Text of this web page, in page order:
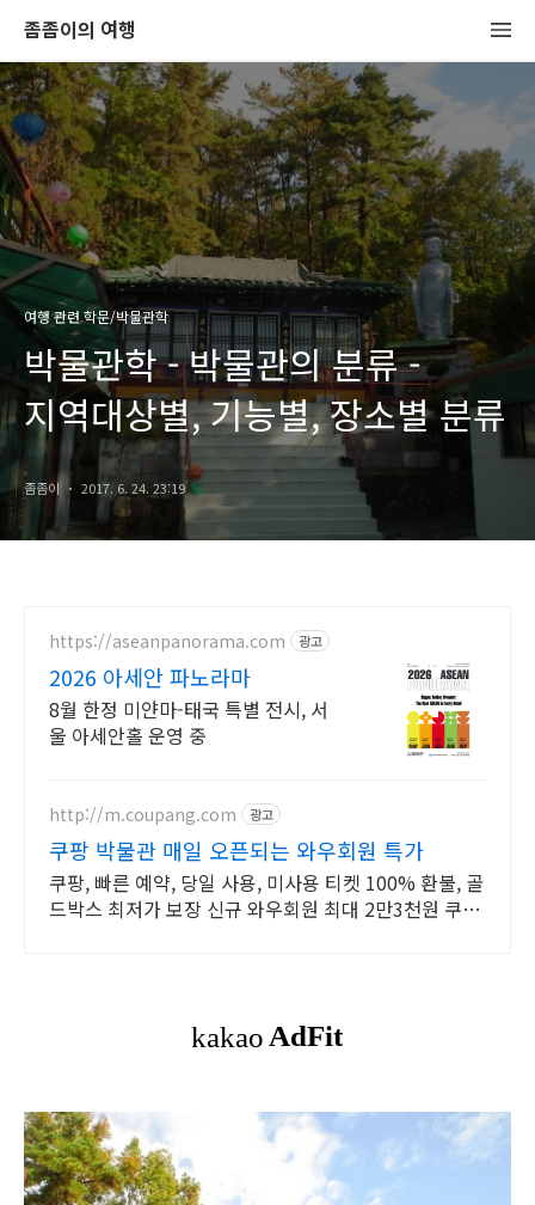
좀좀이의 여행
여행 관련 학문/박물관학
박물관학 - 박물관의 분류 -
지역대상별, 기능별, 장소별 분류
좀좀이 2017. 6. 24. 23:19
https://aseanpanorama.com 광고
2026 아세안 파노라마
8월 한정 미얀마-태국 특별 전시, 서
울 아세안홀 운영 중
http://m.coupang.com 광고
쿠팡 박물관 매일 오픈되는 와우회원 특가
쿠팡, 빠른 예약, 당일 사용, 미사용 티켓 100% 환불, 골
드박스 최저가 보장 신규 와우회원 최대 2만3천원 쿠폰